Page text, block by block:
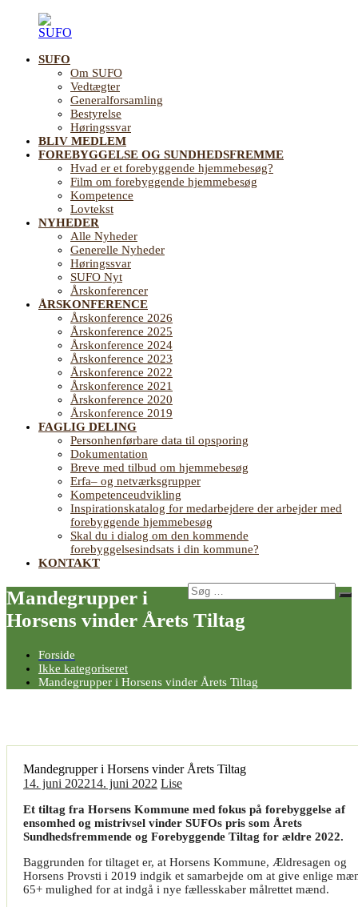
Landsforening
Sundhedsfremme
Forebyggelse
ældreområdet
SUFO
Om SUFO
Vedtægter
Generalforsamling
Bestyrelse
Høringssvar
BLIV MEDLEM
FOREBYGGELSE OG SUNDHEDSFREMME
Hvad er et forebyggende hjemmebesøg?
Film om forebyggende hjemmebesøg
Kompetence
Lovtekst
NYHEDER
Alle Nyheder
Generelle Nyheder
Høringssvar
SUFO Nyt
Årskonferencer
ÅRSKONFERENCE
Årskonference 2026
Årskonference 2025
Årskonference 2024
Årskonference 2023
Årskonference 2022
Årskonference 2021
Årskonference 2020
Årskonference 2019
FAGLIG DELING
Personhenførbare data til opsporing
Dokumentation
Breve med tilbud om hjemmebesøg
Erfa– og netværksgrupper
Kompetenceudvikling
Inspirationskatalog for medarbejdere der arbejder med
forebyggende hjemmebesøg
Skal du i dialog om den kommende
forebyggelsesindsats i din kommune?
KONTAKT
Søg
efter:
Mandegrupper i
Horsens vinder Årets Tiltag
Forside
Ikke kategoriseret
Mandegrupper i Horsens vinder Årets Tiltag
Mandegrupper i Horsens vinder Årets Tiltag
14. juni 202214. juni 2022 Lise
Et tiltag fra Horsens Kommune med fokus på forebyggelse af
ensomhed og mistrivsel vinder SUFOs pris som Årets
Sundhedsfremmende og Forebyggende Tiltag for ældre 2022.
Baggrunden for tiltaget er, at Horsens Kommune, Ældresagen og
Horsens Provsti i 2019 indgik et samarbejde om at give enlige
65+ mulighed for at indgå i nye fællesskaber målrettet mænd.